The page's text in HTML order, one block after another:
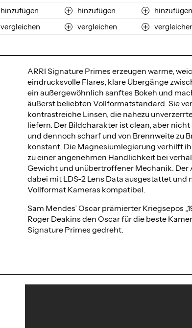
hinzufügen
vergleichen
hinzufügen
vergleichen
hinzufügen
ARRI Signature Primes erzeugen warme,
eindrucksvolle Flares, klare Übergänge
ein außergewöhnlich sanftes Bokeh und
äußerst beliebten Vollformatstandard. Sie
kontrastreiche Linsen, die nahezu
liefern. Der Bildcharakter ist clean, aber
und dennoch scharf und von Brennweite zu
konstant. Die Magnesiumlegierung verhilft
zu einer angenehmen Handlichkeit bei
Gewicht und unübertroffener Mechanik. Der
dabei mit LDS-2 Lens Data ausgestattet und
Vollformat Kameras kompatibel.
Sam Mendes’ Oscar prämierter Kriegsepos
Roger Deakins den Oscar für die beste
Signature Primes gedreht.